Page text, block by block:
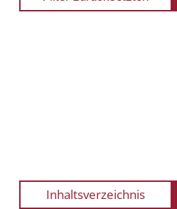
Inhaltsverzeichnis